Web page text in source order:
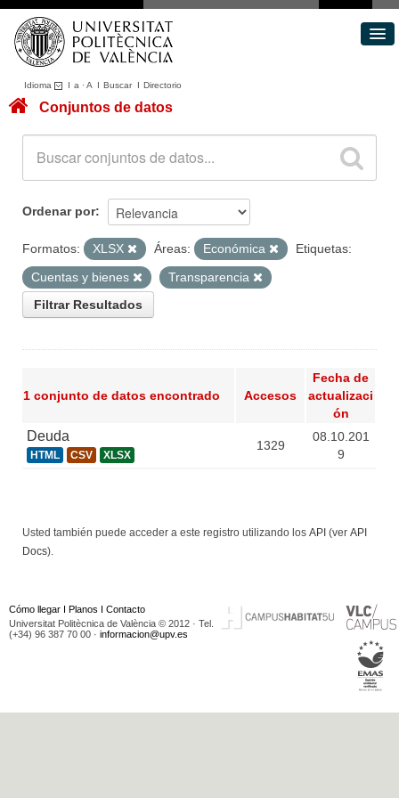
Idioma I a ·A I BuscarI Directorio
Conjuntos de datos
Acerca de
Portal de Transparencia
Conjuntos de datos
Ordenar por
Formatos: XLSX Áreas: Económica
Etiquetas:
Cuentas y bienes
Transparencia
Filtrar Resultados
1 conjunto de datos encontrado Accesos
Fecha de
actualizaci
ón
Deuda
HTML CSV XLSX
1329
08.10.201
9
Usted también puede acceder a este registro utilizando los API (ver API
Docs).
Cómo llegar I Planos I Contacto
Universitat Politècnica de València © 2012 · Tel.
(+34) 96 387 70 00 · informacion@upv.es